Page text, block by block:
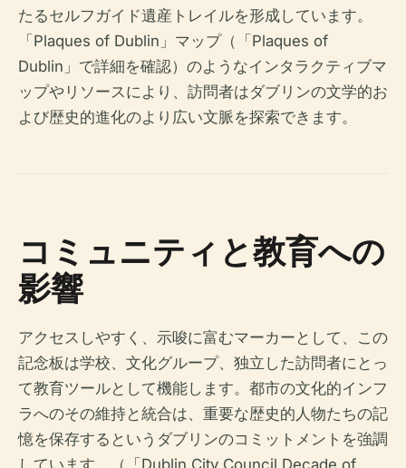
たるセルフガイド遺産トレイルを形成しています。
「Plaques of Dublin」マップ（「Plaques of
Dublin」で詳細を確認）のようなインタラクティブマ
ップやリソースにより、訪問者はダブリンの文学的お
よび歴史的進化のより広い文脈を探索できます。
コミュニティと教育への
影響
アクセスしやすく、示唆に富むマーカーとして、この
記念板は学校、文化グループ、独立した訪問者にとっ
て教育ツールとして機能します。都市の文化的インフ
ラへのその維持と統合は、重要な歴史的人物たちの記
憶を保存するというダブリンのコミットメントを強調
しています。（「Dublin City Council Decade of